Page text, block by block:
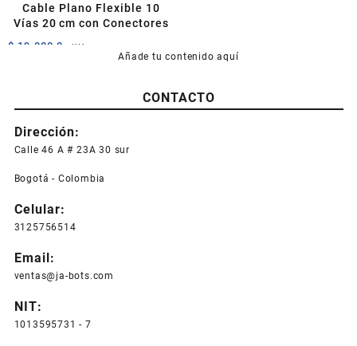
producto
Cable Plano Flexible 10
Vías 20 cm con Conectores
$ 19.000,0 +IVA
Añade tu contenido aquí
CONTACTO
Dirección:
Calle 46 A # 23A 30 sur
Bogotá - Colombia
Celular:
3125756514
Email:
ventas@ja-bots.com
NIT:
1013595731 - 7